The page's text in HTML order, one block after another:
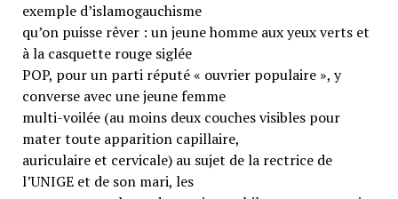
exemple d’islamogauchisme
qu’on puisse rêver : un jeune homme aux yeux verts et
à la casquette rouge siglée
POP, pour un parti réputé « ouvrier populaire », y
converse avec une jeune femme
multi-voilée (au moins deux couches visibles pour
mater toute apparition capillaire,
auriculaire et cervicale) au sujet de la rectrice de
l’UNIGE et de son mari, les